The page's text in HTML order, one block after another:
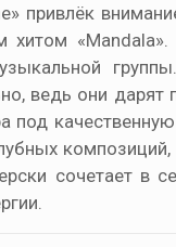
привлёк
хитом
ведь они
сочетает